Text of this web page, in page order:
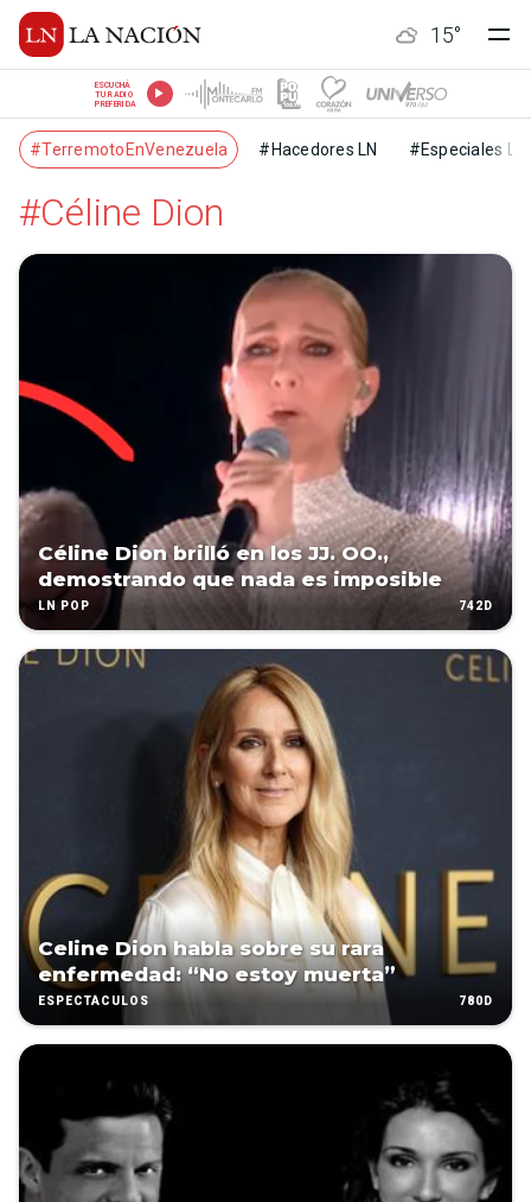
15°
ESCUCHÁ
TU RADIO
PREFERIDA
#TerremotoEnVenezuela #Hacedores LN #Especiales LN
#Céline Dion
Céline Dion brilló en los JJ. OO.,
demostrando que nada es imposible
LN POP 742D
Celine Dion habla sobre su rara
enfermedad: “No estoy muerta”
ESPECTÁCULOS 780D